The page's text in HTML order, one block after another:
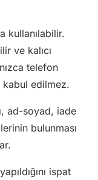
kullanılabilir.
ve kalıcı
telefon
kabul edilmez.
ad-soyad, iade
bulunması
ispat